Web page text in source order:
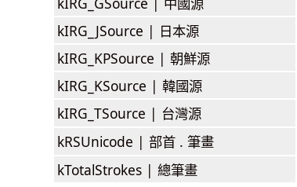
kIRG_JSource | 日本源
kIRG_KPSource | 朝鮮源
kIRG_KSource | 韓國源
kIRG_TSource | 台灣源
kRSUnicode | 部首 . 筆畫
kTotalStrokes | 總筆畫